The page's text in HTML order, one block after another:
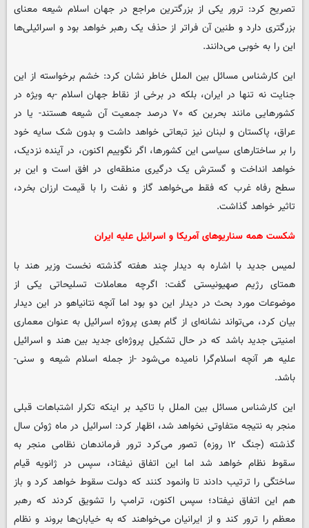
تصریح کرد: ترور یکی از بزرگترین مراجع در جهان اسلام شیعه معنای
بزرگتری دارد و طنین آن فراتر از حذف یک رهبر خواهد بود و اسرائیلی‌ها
این را به خوبی می‌دانند.
این کارشناس مسائل بین الملل خاطر نشان کرد: خشم برخواسته از این
جنایت نه تنها در ایران، بلکه در برخی از نقاط جهان اسلام -به ویژه در
کشورهایی مانند بحرین که ۷۰ درصد جمعیت آن شیعه هستند- یا در
عراق، پاکستان و لبنان نیز تبعاتی خواهد داشت و بدون شک سایه خود
را بر ساختارهای سیاسی این کشورها، اگر نگوییم اکنون، در آینده نزدیک،
خواهد انداخت و گسترش یک درگیری منطقه‌ای در افق است و این بر
سطح رفاه غرب که فقط می‌خواهد گاز و نفت را با قیمت ارزان بخرد،
تاثیر خواهد گذاشت.
شکست همه سناریوهای آمریکا و اسرائیل علیه ایران
لمیس جدید با اشاره به دیدار چند هفته گذشته نخست وزیر هند با
همتای رژیم صهیونیستی گفت: اگرچه معاملات تسلیحاتی یکی از
موضوعات مورد بحث در دیدار این دو بود اما آنچه نتانیاهو در این دیدار
بیان کرد، می‌تواند نشانه‌ای از گام بعدی پروژه اسرائیل به عنوان معماری
امنیتی جدید باشد که در حال تشکیل پروژه‌ای جدید بین هند و اسرائیل
علیه هر آنچه اسلام‌گرا نامیده می‌شود -از جمله اسلام شیعه و سنی-
باشد.
این کارشناس مسائل بین الملل با تاکید بر اینکه تکرار اشتباهات قبلی
منجر به نتیجه متفاوتی نخواهد شد، اظهار کرد: اسرائیل در ماه ژوئن سال
گذشته (جنگ ۱۲ روزه) تصور می‌کرد ترور فرماندهان نظامی منجر به
سقوط نظام خواهد شد اما این اتفاق نیفتاد، سپس در ژانویه قیام
ساختگی را ترتیب دادند تا وانمود کنند که دولت سقوط خواهد کرد و باز
هم این اتفاق نیفتاد؛ سپس اکنون، ترامپ را تشویق کردند که رهبر
معظم را ترور کند و از ایرانیان می‌خواهند که به خیابان‌ها بروند و نظام